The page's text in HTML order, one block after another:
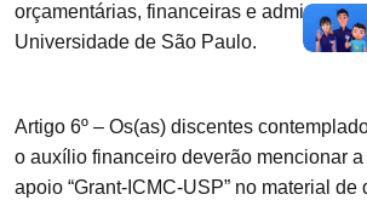
orçamentárias, financeiras e
Universidade de São Paulo.
Artigo 6º – Os(as) discentes
o auxílio financeiro deverão mencionar
apoio “Grant-ICMC-USP” no material de